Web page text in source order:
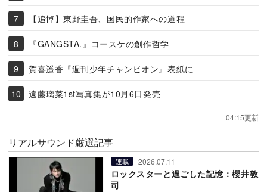
【追悼】東野圭吾、国民的作家への道程
『GANGSTA.』コースケの創作哲学
賀喜遥香『週刊少年チャンピオン』表紙に
遠藤璃菜1st写真集が10月6日発売
04:15更新
リアルサウンド厳選記事
連載 2026.07.11
ロックスターと過ごした記憶：櫻井敦
司